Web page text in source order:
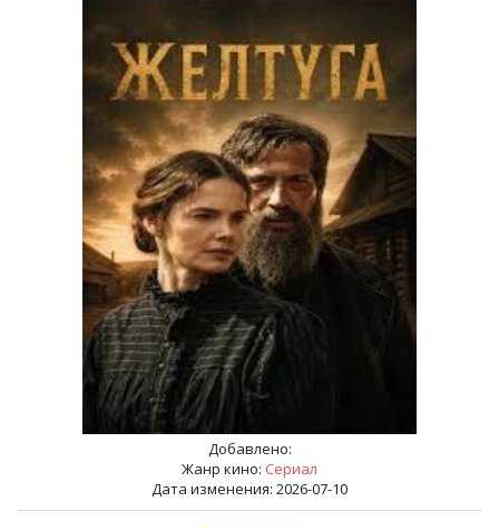
Добавлено:
Жанр кино: Сериал
Дата изменения: 2026-07-10